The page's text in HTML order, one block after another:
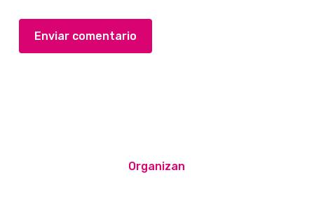
Organizan